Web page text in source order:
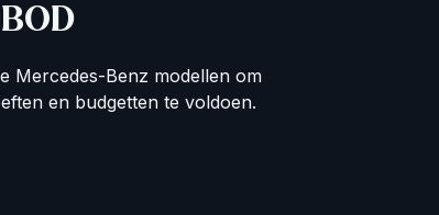
Mercedes-Benz modellen om
en budgetten te voldoen.